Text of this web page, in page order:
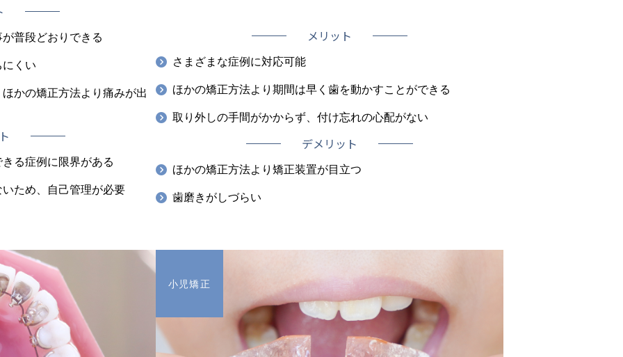
普段どおりできる
くい
かの矯正方法より痛みが出
る症例に限界がある
ため、自己管理が必要
メリット
さまざまな症例に対応可能
ほかの矯正方法より期間は早く歯を動かすことができる
取り外しの手間がかからず、付け忘れの心配がない
デメリット
ほかの矯正方法より矯正装置が目立つ
歯磨きがしづらい
小児矯正